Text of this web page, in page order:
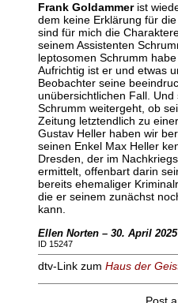
Frank Goldammerist
dem keine Erklärung für
sind für mich die
seinem Assistenten
leptosomen Schrumm
Aufrichtig ist er und etwas
Beobachter seine
unübersichtlichen Fall.
Schrumm weitergeht, ob
Zeitung letztendlich zu
Gustav Heller haben wir
seinen Enkel Max Heller
Dresden, der im
ermittelt, offenbart darin
bereits ehemaliger
die er seinem zunächst
kann.
Ellen Norten – 30. April 2025
ID 15247
dtv-Link zum Haus der